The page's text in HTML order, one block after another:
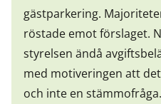
gästparkering.
röstade emot förslaget.
styrelsen ändå
med motiveringen att
och inte en